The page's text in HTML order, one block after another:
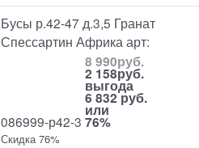
Бусы р.42-47 д.3,5 Гранат
Спессартин Африка арт:
086999-р42-3
8 990руб.
2 158руб.
выгода
6 832 руб.
или
76%
Скидка 76%